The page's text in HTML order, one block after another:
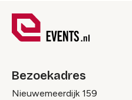
Bezoekadres
Nieuwemeerdijk 159